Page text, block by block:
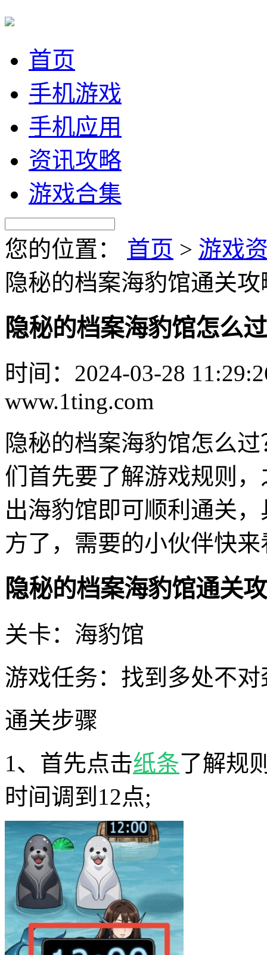
首页
手机游戏
手机应用
资讯攻略
游戏合集
您的位置： 首页 > 游戏
隐秘的档案海豹馆通关攻
隐秘的档案海豹馆怎么
时间：2024-03-28
www.1ting.com
隐秘的档案海豹馆怎么
们首先要了解游戏规则
出海豹馆即可顺利通关
方了，需要的小伙伴快来
隐秘的档案海豹馆通关
关卡：海豹馆
游戏任务：找到多处不
通关步骤
1、首先点击纸条了解规
时间调到12点;